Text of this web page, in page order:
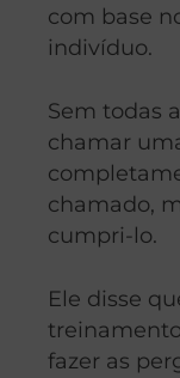
com base
indivíduo.
Sem todas
chamar
chamado,
cumpri-lo.
Ele disse
fazer as